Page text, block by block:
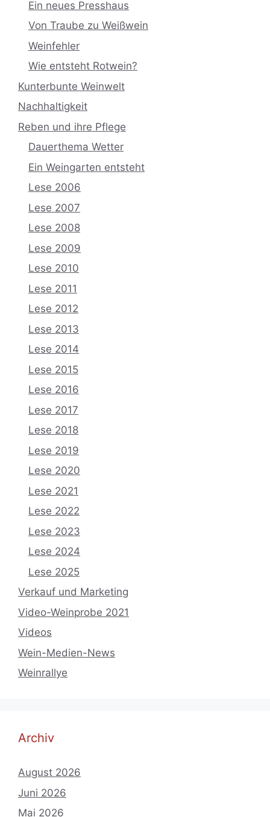
Ein neues Presshaus
Von Traube zu Weißwein
Weinfehler
Wie entsteht Rotwein?
Kunterbunte Weinwelt
Nachhaltigkeit
Reben und ihre Pflege
Dauerthema Wetter
Ein Weingarten entsteht
Lese 2006
Lese 2007
Lese 2008
Lese 2009
Lese 2010
Lese 2011
Lese 2012
Lese 2013
Lese 2014
Lese 2015
Lese 2016
Lese 2017
Lese 2018
Lese 2019
Lese 2020
Lese 2021
Lese 2022
Lese 2023
Lese 2024
Lese 2025
Verkauf und Marketing
Video-Weinprobe 2021
Videos
Wein-Medien-News
Weinrallye
Archiv
August 2026
Juni 2026
Mai 2026